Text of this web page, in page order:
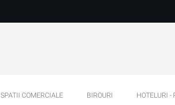
SPATII COMERCIALE BIROURI HOTELURI -